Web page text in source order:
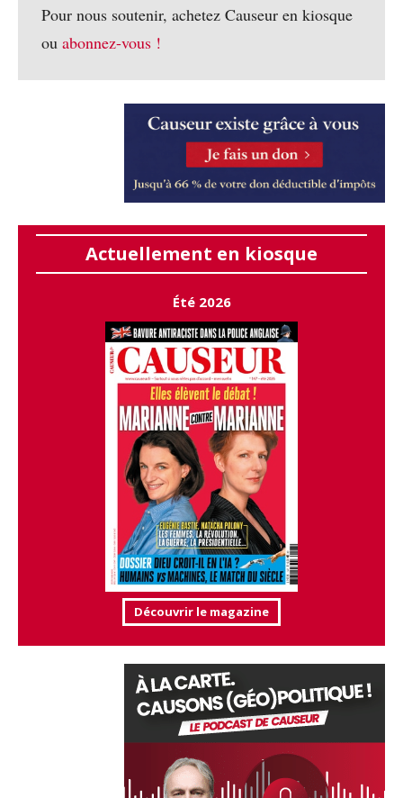
Pour nous soutenir, achetez Causeur en kiosque
ou abonnez-vous !
Actuellement en kiosque
Été 2026
Découvrir le magazine